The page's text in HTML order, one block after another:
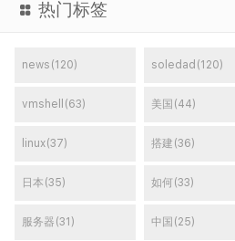
热门标签
news(120) soledad(120)
vmshell(63) 美国(44)
linux(37) 搭建(36)
日本(35) 如何(33)
服务器(31) 中国(25)